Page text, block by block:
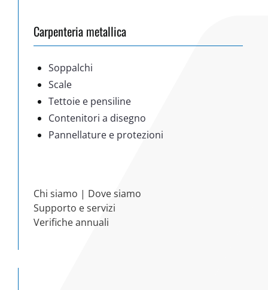
Carpenteria metallica
Soppalchi
Scale
Tettoie e pensiline
Contenitori a disegno
Pannellature e protezioni
Chi siamo | Dove siamo
Supporto e servizi
Verifiche annuali